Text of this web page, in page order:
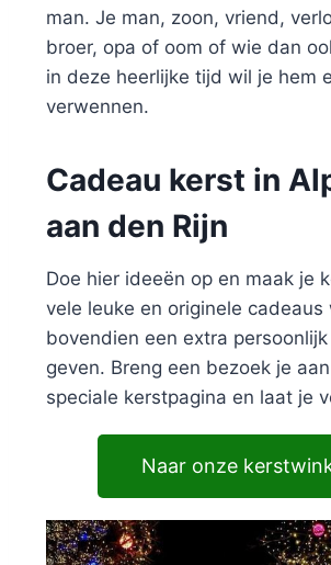
man. Je man, zoon, vriend,
broer, opa of oom of wie dan
in deze heerlijke tijd wil je hem
verwennen.
Cadeau kerst in
aan den Rijn
Doe hier ideeën op en maak je
vele leuke en originele cadeaus
bovendien een extra
geven. Breng een bezoek je
speciale kerstpagina en laat je
Naar onze